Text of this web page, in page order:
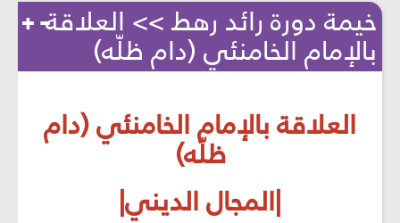
خيمة دورة رائد رهط >> العلاقة
بالإمام الخامنئي (دام ظلّه)
العلاقة بالإمام الخامنئي (دام
ظلّه)
|المجال الديني|